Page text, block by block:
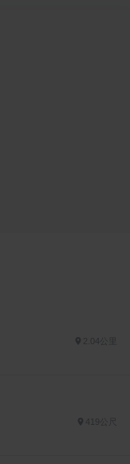
2.04公里
419公尺